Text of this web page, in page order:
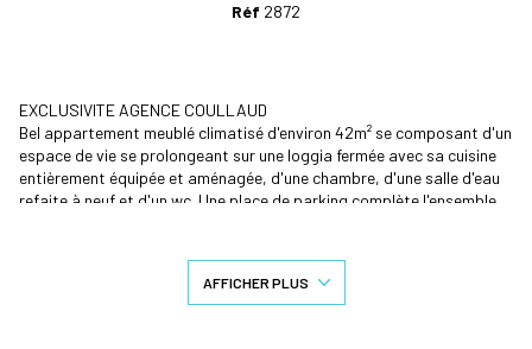
Réf 2872
EXCLUSIVITE AGENCE COULLAUD
Bel appartement meublé climatisé d'environ 42m² se composant d'un
espace de vie se prolongeant sur une loggia fermée avec sa cuisine
entièrement équipée et aménagée, d'une chambre, d'une salle d'eau
refaite à neuf et d'un wc. Une place de parking complète l'ensemble.
Aucun travaux à prévoir.
Marché municipal au pied de l'immeuble, port à 10 minutes à pieds ....
AFFICHER PLUS